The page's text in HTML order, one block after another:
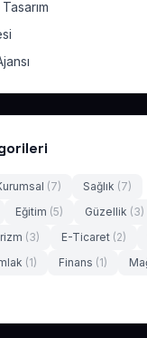
(7) Sağlık (7)
Eğitim (5) Güzellik (3)
(3) E-Ticaret (2)
(1) Finans (1)